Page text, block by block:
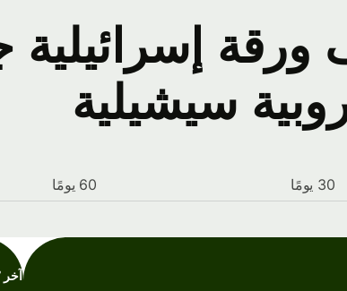
إسرائيلية
سيشيلية
30 يومًا 60 يومًا
آخر 7 أيام